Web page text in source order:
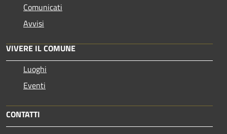
Comunicati
Avvisi
VIVERE IL COMUNE
Luoghi
Eventi
CONTATTI